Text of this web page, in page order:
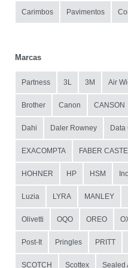
Carimbos Pavimentos
Marcas
Partness 3L 3M Air
Brother Canon CANSON
Dahi Daler Rowney Data
EXACOMPTA FABER
HOHNER HP HSM
Luzia LYRA MANLEY
Olivetti OQO OREO
Post-It Pringles PRITT
SCOTCH Scottex Sealed